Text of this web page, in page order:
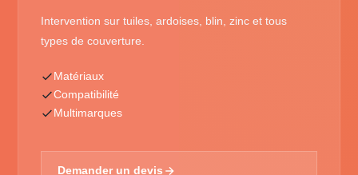
Intervention sur tuiles, ardoises, blin, zinc et tous
types de couverture.
Matériaux
Compatibilité
Multimarques
Demander un devis